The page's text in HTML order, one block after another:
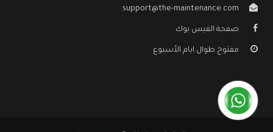
support@the-maintenance.com
صفحة الفيس بوك
مفتوح طوال ايام الأسبوع